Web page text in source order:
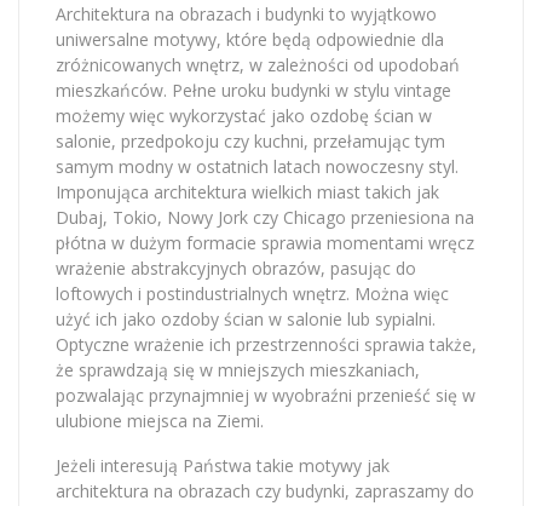
Architektura na obrazach i budynki to wyjątkowo
uniwersalne motywy, które będą odpowiednie dla
zróżnicowanych wnętrz, w zależności od upodobań
mieszkańców. Pełne uroku budynki w stylu vintage
możemy więc wykorzystać jako ozdobę ścian w
salonie, przedpokoju czy kuchni, przełamując tym
samym modny w ostatnich latach nowoczesny styl.
Imponująca architektura wielkich miast takich jak
Dubaj, Tokio, Nowy Jork czy Chicago przeniesiona na
płótna w dużym formacie sprawia momentami wręcz
wrażenie abstrakcyjnych obrazów, pasując do
loftowych i postindustrialnych wnętrz. Można więc
użyć ich jako ozdoby ścian w salonie lub sypialni.
Optyczne wrażenie ich przestrzenności sprawia także,
że sprawdzają się w mniejszych mieszkaniach,
pozwalając przynajmniej w wyobraźni przenieść się w
ulubione miejsca na Ziemi.
Jeżeli interesują Państwa takie motywy jak
architektura na obrazach czy budynki, zapraszamy do